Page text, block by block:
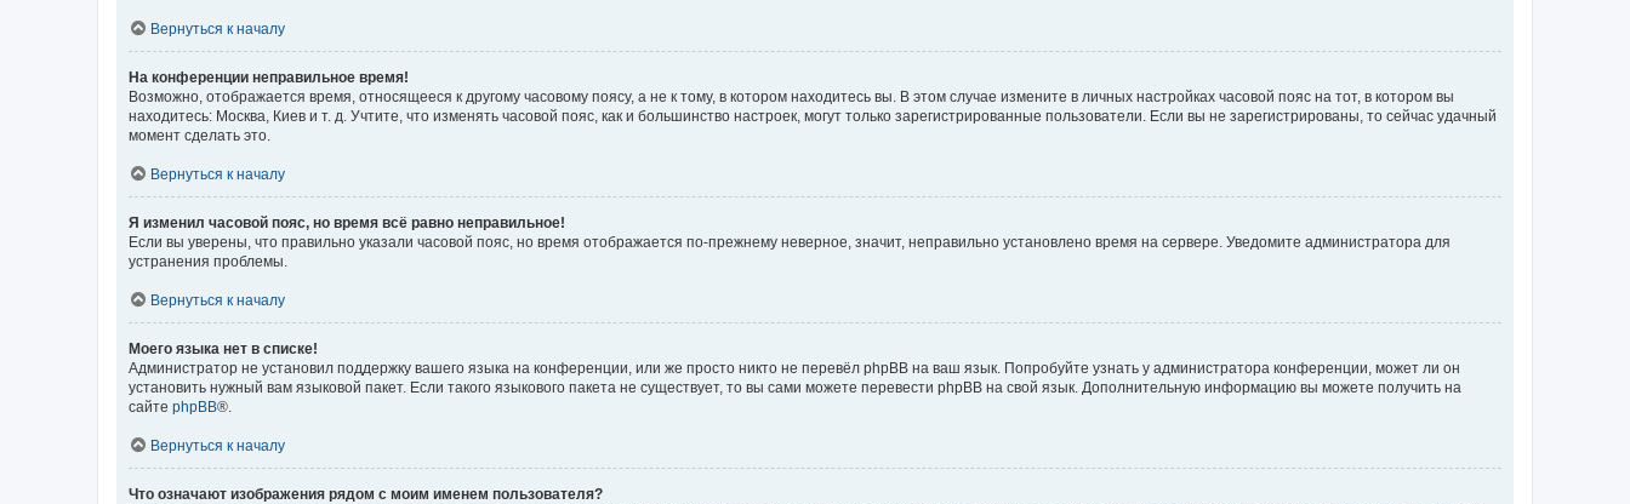
Вернуться к началу
На конференции неправильное время!
Возможно, отображается время, относящееся к другому часовому поясу, а не к тому, в котором находитесь вы. В этом случае измените в личных настройках часовой пояс на тот, в котором вы
находитесь: Москва, Киев и т. д. Учтите, что изменять часовой пояс, как и большинство настроек, могут только зарегистрированные пользователи. Если вы не зарегистрированы, то сейчас удачный
момент сделать это.
Вернуться к началу
Я изменил часовой пояс, но время всё равно неправильное!
Если вы уверены, что правильно указали часовой пояс, но время отображается по-прежнему неверное, значит, неправильно установлено время на сервере. Уведомите администратора для
устранения проблемы.
Вернуться к началу
Моего языка нет в списке!
Администратор не установил поддержку вашего языка на конференции, или же просто никто не перевёл phpBB на ваш язык. Попробуйте узнать у администратора конференции, может ли он
установить нужный вам языковой пакет. Если такого языкового пакета не существует, то вы сами можете перевести phpBB на свой язык. Дополнительную информацию вы можете получить на
сайте phpBB®.
Вернуться к началу
Что означают изображения рядом с моим именем пользователя?